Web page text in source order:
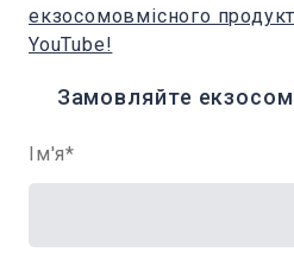
екзосомовмісного
YouTube!
Замовляйте
Ім'я*